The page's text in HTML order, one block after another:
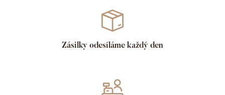
Zásilky odesíláme každý den